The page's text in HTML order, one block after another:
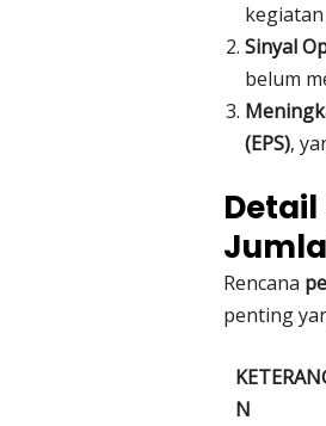
Sinyal
belum
(EPS),
Detail
Rencana
penting
N